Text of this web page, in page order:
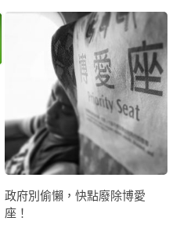
政府別偷懶，快點廢除博愛
座！